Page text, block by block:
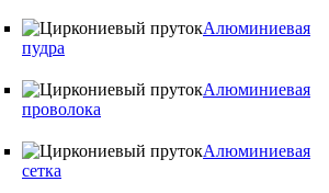
Алюминиевая
пудра
Алюминиевая
проволока
Алюминиевая
сетка